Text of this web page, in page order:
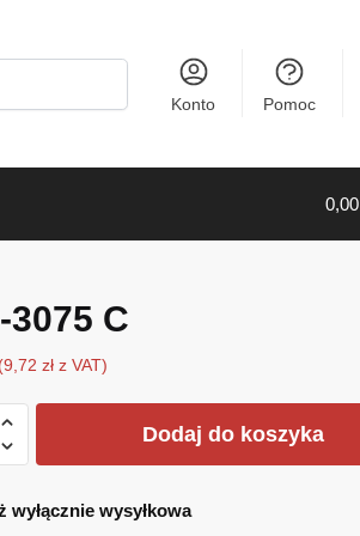
Konto Pomoc
0,00
3075 C
(9,72 złz VAT)
Dodaj do koszyka
wyłącznie wysyłkowa